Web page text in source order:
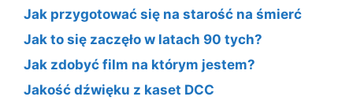
Jak przygotować się na starość na śmierć
Jak to się zaczęło w latach 90 tych?
Jak zdobyć film na którym jestem?
Jakość dźwięku z kaset DCC